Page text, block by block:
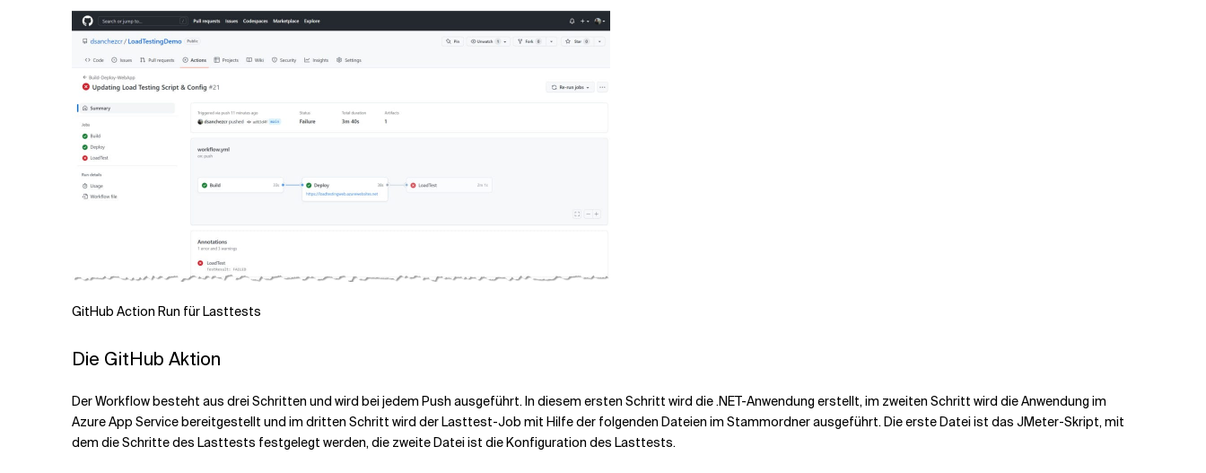
GitHub Action Run für Lasttests
Die GitHub Aktion
Der Workflow besteht aus drei Schritten und wird bei jedem Push ausgeführt. In diesem ersten Schritt wird die .NET-Anwendung erstellt, im zweiten Schritt wird die Anwendung im
Azure App Service bereitgestellt und im dritten Schritt wird der Lasttest-Job mit Hilfe der folgenden Dateien im Stammordner ausgeführt. Die erste Datei ist das JMeter-Skript, mit
dem die Schritte des Lasttests festgelegt werden, die zweite Datei ist die Konfiguration des Lasttests.